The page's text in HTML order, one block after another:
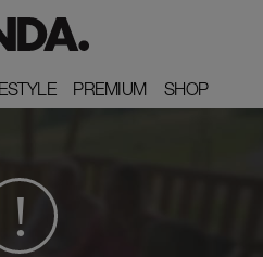
PREMIUM
PREMIUM SHOP
SHOP